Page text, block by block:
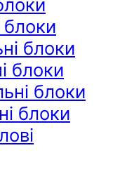
блоки
блоки
блоки
блоки
блоки